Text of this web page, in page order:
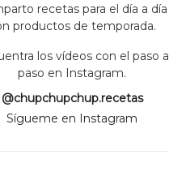
recetas para el día a día
productos de temporada.
los vídeos con el paso a
paso en Instagram.
@chupchupchup.recetas
Sígueme en Instagram